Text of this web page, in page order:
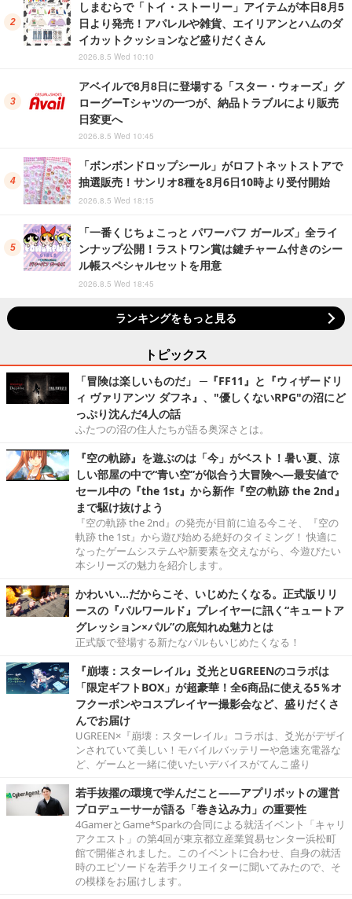
しまむらで「トイ・ストーリー」アイテムが本日8月5
日より発売！アパレルや雑貨、エイリアンとハムのダ
イカットクッションなど盛りだくさん
2026.8.5 Wed 10:10
アベイルで8月8日に登場する「スター・ウォーズ」グ
ローグーTシャツの一つが、納品トラブルにより販売
日変更へ
2026.8.5 Wed 10:45
「ボンボンドロップシール」がロフトネットストアで
抽選販売！サンリオ8種を8月6日10時より受付開始
2026.8.5 Wed 18:15
「一番くじちょこっと パワーパフ ガールズ」全ライ
ンナップ公開！ラストワン賞は鍵チャーム付きのシー
ル帳スペシャルセットを用意
2026.8.5 Wed 18:45
ランキングをもっと見る
トピックス
「冒険は楽しいものだ」 ─『FF11』と『ウィザードリ
ィ ヴァリアンツ ダフネ』、"優しくないRPG"の沼にど
っぷり沈んだ4人の話
ふたつの沼の住人たちが語る奥深さとは。
『空の軌跡』を遊ぶのは「今」がベスト！暑い夏、涼
しい部屋の中で“青い空”が似合う大冒険へ―最安値で
セール中の『the 1st』から新作『空の軌跡 the 2nd』
まで駆け抜けよう
『空の軌跡 the 2nd』の発売が目前に迫る今こそ、『空の
軌跡 the 1st』から遊び始める絶好のタイミング！ 快適に
なったゲームシステムや新要素を交えながら、今遊びたい
本シリーズの魅力を紹介します。
かわいい…だからこそ、いじめたくなる。正式版リリ
ースの『パルワールド』プレイヤーに訊く“キュートア
グレッション×パル”の底知れぬ魅力とは
正式版で登場する新たなパルもいじめたくなる！
『崩壊：スターレイル』爻光とUGREENのコラボは
「限定ギフトBOX」が超豪華！全6商品に使える5％オ
フクーポンやコスプレイヤー撮影会など、盛りだくさ
んでお届け
UGREEN×『崩壊：スターレイル』コラボは、爻光がデザイ
ンされていて美しい！モバイルバッテリーや急速充電器な
ど、ゲームと一緒に使いたいデバイスがてんこ盛り
若手抜擢の環境で学んだこと――アプリボットの運営
プロデューサーが語る「巻き込み力」の重要性
4GamerとGame*Sparkの合同による就活イベント「キャリ
アクエスト」の第4回が東京都立産業貿易センター浜松町
館で開催されました。このイベントに合わせ、自身の就活
時のエピソードを若手クリエイターに聞いてみたので、そ
の模様をお届けします。